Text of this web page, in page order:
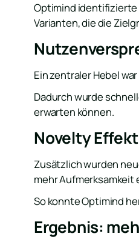
Optimind
Varianten, die die
Ein zentraler Hebel
Dadurch wurde
erwarten können.
Novelty
Zusätzlich wurden
mehr Aufmerksamkeit
So konnte Optimind
Ergebnis: